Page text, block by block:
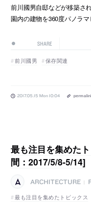
前川國男自邸などが移築さ
園内の建物を360度パノラ
SHARE
前川國男 保存関連
2017.05.15 Mon 10:04
最も注目を集めた
間：2017/5/8-5/14]
ARCHITECTURE
最も注目を集めたトピックス